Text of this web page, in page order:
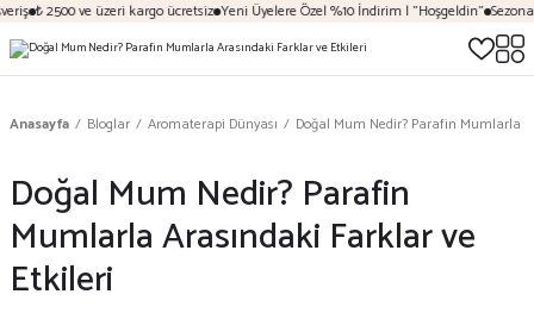
₺ 2500 ve üzeri kargo ücretsiz Yeni Üyelere Özel %10 İndirim | "Hoşgeldin" Sezona
Anasayfa Bloglar Aromaterapi Dünyası Doğal Mum Nedir? Parafin Mumlarla
Doğal Mum Nedir? Parafin
Mumlarla Arasındaki Farklar ve
Etkileri